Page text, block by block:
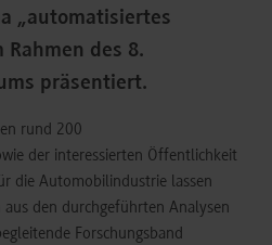
„automatisiertes
Rahmen des 8.
präsentiert.
rund 200
der interessierten Öffentlichkeit
die Automobilindustrie lassen
den durchgeführten Analysen
Forschungsband